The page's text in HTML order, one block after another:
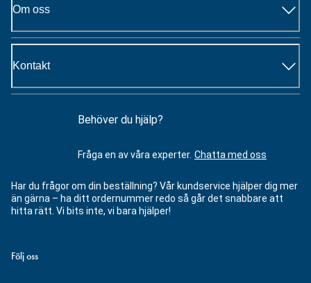
Om oss
Kontakt
Behöver du hjälp?
Fråga en av våra experter. Chatta med oss
Har du frågor om din beställning? Vår kundservice hjälper dig mer
än gärna – ha ditt ordernummer redo så går det snabbare att
hitta rätt. Vi bits inte, vi bara hjälper!
Följ oss